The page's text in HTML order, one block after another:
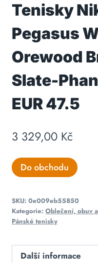
Tenisky
Pegasus
Orewood
Slate-
EUR 47.5
3 329,00 Kč
Do obchodu
SKU: 0e009eb55850
Kategorie: Oblečení, obuv
Pánské tenisky
Další informace